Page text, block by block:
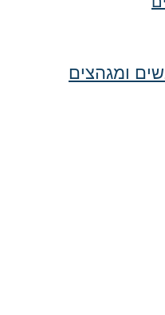
ומגהצים